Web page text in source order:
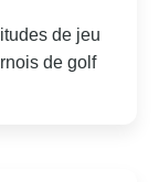
de jeu
de golf